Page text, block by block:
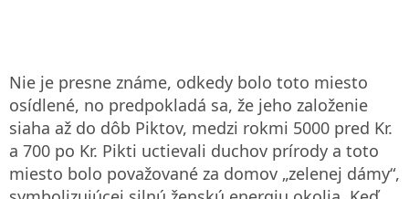
Nie je presne známe, odkedy bolo toto miesto
osídlené, no predpokladá sa, že jeho založenie
siaha až do dôb Piktov, medzi rokmi 5000 pred Kr.
a 700 po Kr. Pikti uctievali duchov prírody a toto
miesto bolo považované za domov „zelenej dámy“,